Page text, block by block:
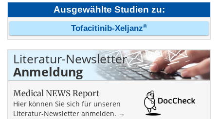
Ausgewählte Studien zu:
Tofacitinib-Xeljanz®
Literatur-Newsletter
Anmeldung
Medical NEWS Report
Hier können Sie sich für unseren
Literatur-Newsletter anmelden. →